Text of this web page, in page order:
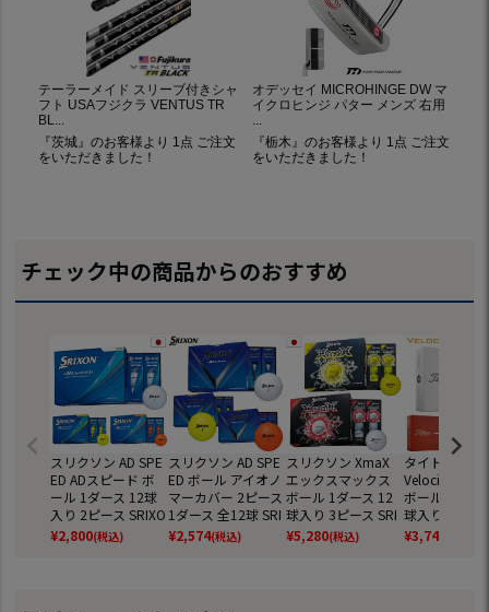
チェック中の商品からのおすすめ
スリクソン AD SPE
ED ADスピード ボ
ール 1ダース 12球
入り 2ピース SRIXO
N ゴルフ ボール 日
本正規品 2026年モ
¥2,800(税込)
スリクソン AD SPE
ED ボール アイオノ
マーカバー 2ピース
1ダース 全12球 SRI
XON 日本正規品
¥2,574(税込)
スリクソン XmaX
エックスマックス
ボール 1ダース 12
球入り 3ピース SRI
XON ゴルフ ボール
日本正規品 2026年
¥5,280(税込)
タイトリスト
Velocity ベロ
ボール 1ダー
球入り) ゴル
ル 2026年モ
TLEIST 日本
¥3,740